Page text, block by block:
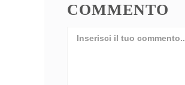
COMMENTO